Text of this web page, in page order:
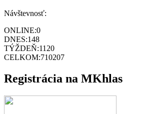
Návštevnosť:
ONLINE:0
DNES:148
TÝŽDEŇ:1120
CELKOM:710207
Registrácia na MKhlas